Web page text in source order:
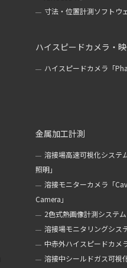
寸法・位置計測ソフトウ
ハイスピードカメラ・
ハイスピードカメラ「
金属加工計測
溶接場高速可視化シス
照明」
溶接モニターカメラ「
Camera」
2色式熱画像計測システム
溶接場モニタリングシス
中赤外ハイスピードカメ
溶接中シールドガス可視